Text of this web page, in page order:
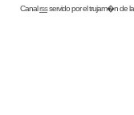
Canalrssservido por eltrujam�nde